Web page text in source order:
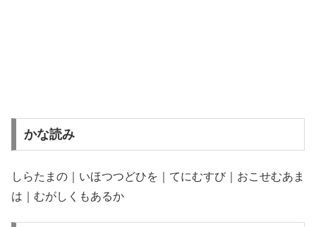
かな読み
しらたまの｜いほつつどひを｜てにむすび｜おこせむあま
は｜むがしくもあるか